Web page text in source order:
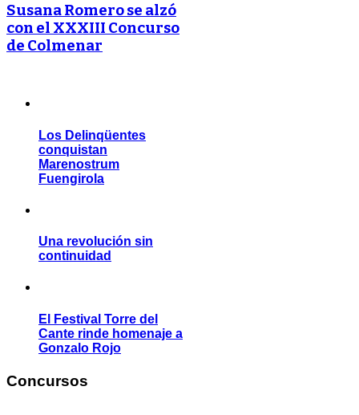
Susana Romero se alzó
con el XXXIII Concurso
de Colmenar
Los Delinqüentes
conquistan
Marenostrum
Fuengirola
Una revolución sin
continuidad
El Festival Torre del
Cante rinde homenaje a
Gonzalo Rojo
Concursos